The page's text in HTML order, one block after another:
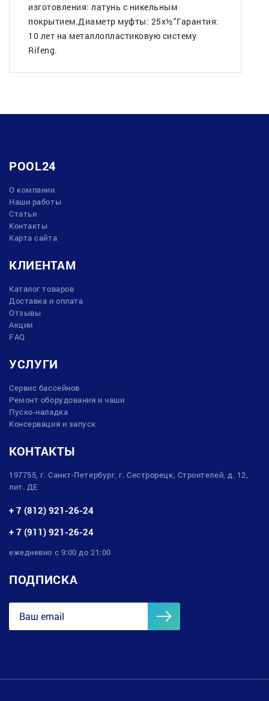
изготовления: латунь с никельным
покрытием.Диаметр муфты: 25x½"Гарантия:
10 лет на металлопластиковую систему
Rifeng.
POOL24
О компании
Наши работы
Статьи
Контакты
Карта сайта
КЛИЕНТАМ
Каталог товаров
Доставка и оплата
Отзывы
Акции
FAQ
УСЛУГИ
Сервис бассейнов
Ремонт оборудования и чаши
Пуско-наладка
Консервация и запуск
КОНТАКТЫ
197755, г. Санкт-Петербург, г. Сестрорецк, Строителей, д. 12,
лит. ДЕ
+ 7 (812) 921-26-24
+ 7 (911) 921-26-24
ежедневно с 9:00 до 21:00
ПОДПИСКА